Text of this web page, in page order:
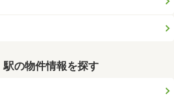
の物件情報を探す